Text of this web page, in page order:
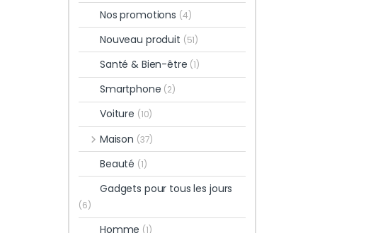
Nos promotions (4)
Nouveau produit (51)
Santé & Bien-être (1)
Smartphone (2)
Voiture (10)
Maison (37)
Beauté (1)
Gadgets pour tous les jours
(6)
Homme (1)